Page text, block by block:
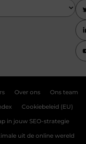
Over ons Ons team
Cookiebeleid (EU)
in jouw SEO-strategie
uit de online wereld